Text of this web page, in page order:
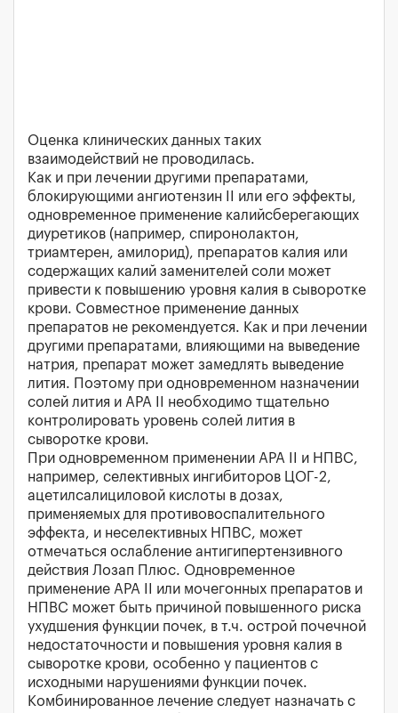
Оценка клинических данных таких
взаимодействий не проводилась.
Как и при лечении другими препаратами,
блокирующими ангиотензин II или его эффекты,
одновременное применение калийсберегающих
диуретиков (например, спиронолактон,
триамтерен, амилорид), препаратов калия или
содержащих калий заменителей соли может
привести к повышению уровня калия в сыворотке
крови. Совместное применение данных
препаратов не рекомендуется. Как и при лечении
другими препаратами, влияющими на выведение
натрия, препарат может замедлять выведение
лития. Поэтому при одновременном назначении
солей лития и АРА II необходимо тщательно
контролировать уровень солей лития в
сыворотке крови.
При одновременном применении АРА II и НПВС,
например, селективных ингибиторов ЦОГ-2,
ацетилсалициловой кислоты в дозах,
применяемых для противовоспалительного
эффекта, и неселективных НПВС, может
отмечаться ослабление антигипертензивного
действия Лозап Плюс. Одновременное
применение АРА II или мочегонных препаратов и
НПВС может быть причиной повышенного риска
ухудшения функции почек, в т.ч. острой почечной
недостаточности и повышения уровня калия в
сыворотке крови, особенно у пациентов с
исходными нарушениями функции почек.
Комбинированное лечение следует назначать с